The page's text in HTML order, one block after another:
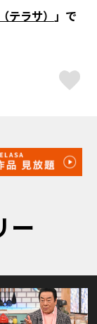
テラサ） 」で
ー